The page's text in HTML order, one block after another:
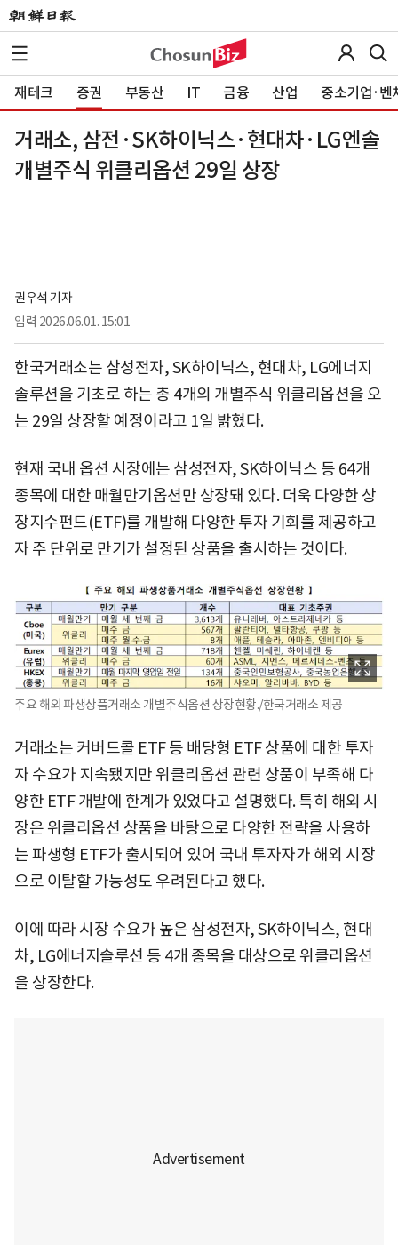
재테크 증권 부동산 IT 금융 산업 중소기업·벤
거래소, 삼전·SK하이닉스·현대차·LG엔솔
개별주식 위클리옵션 29일 상장
권우석 기자
입력 2026.06.01. 15:01
한국거래소는 삼성전자, SK하이닉스, 현대차, LG에너지
솔루션을 기초로 하는 총 4개의 개별주식 위클리옵션을 오
는 29일 상장할 예정이라고 1일 밝혔다.
현재 국내 옵션 시장에는 삼성전자, SK하이닉스 등 64개
종목에 대한 매월만기옵션만 상장돼 있다. 더욱 다양한 상
장지수펀드(ETF)를 개발해 다양한 투자 기회를 제공하고
자 주 단위로 만기가 설정된 상품을 출시하는 것이다.
주요 해외 파생상품거래소 개별주식옵션 상장현황./한국거래소 제공
거래소는 커버드콜 ETF 등 배당형 ETF 상품에 대한 투자
자 수요가 지속됐지만 위클리옵션 관련 상품이 부족해 다
양한 ETF 개발에 한계가 있었다고 설명했다. 특히 해외 시
장은 위클리옵션 상품을 바탕으로 다양한 전략을 사용하
는 파생형 ETF가 출시되어 있어 국내 투자자가 해외 시장
으로 이탈할 가능성도 우려된다고 했다.
이에 따라 시장 수요가 높은 삼성전자, SK하이닉스, 현대
차, LG에너지솔루션 등 4개 종목을 대상으로 위클리옵션
을 상장한다.